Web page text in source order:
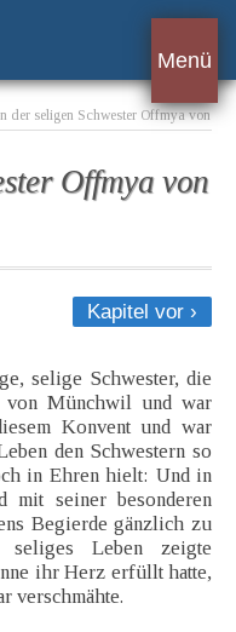
Menü
der seligen Schwester Offmya von
Offmya von
Kapitel vor ›
selige Schwester, die
von Münchwil und war
Konvent und war
den Schwestern so
in Ehren hielt: Und in
mit seiner besonderen
Begierde gänzlich zu
Leben zeigte
ihr Herz erfüllt hatte,
verschmähte.